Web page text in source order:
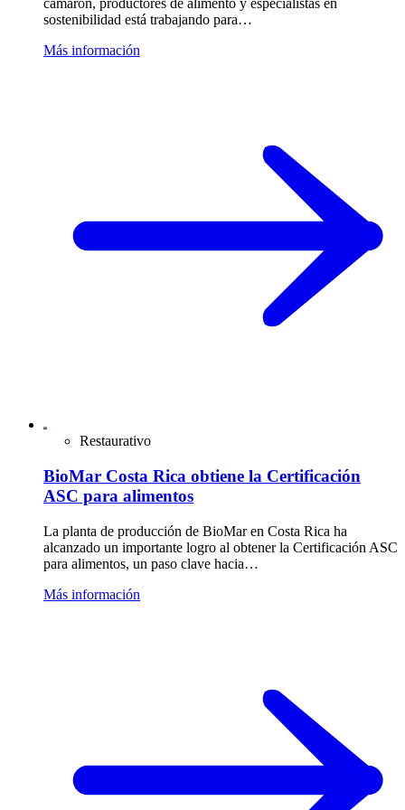
camarón, productores de alimento y especialistas en
sostenibilidad está trabajando para…
Más información
Restaurativo
BioMar Costa Rica obtiene la Certificación
ASC para alimentos
La planta de producción de BioMar en Costa Rica ha
alcanzado un importante logro al obtener la Certificación ASC
para alimentos, un paso clave hacia…
Más información